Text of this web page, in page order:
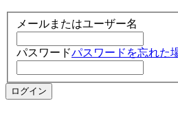
メールまたはユーザー名
パスワードパスワードを忘れた